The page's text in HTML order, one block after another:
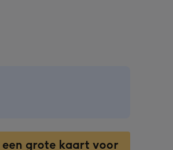
grote kaart voor